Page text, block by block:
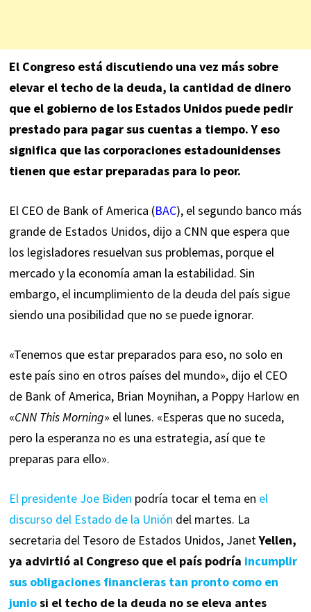
El Congreso está discutiendo una vez más sobre
elevar el techo de la deuda, la cantidad de dinero
que el gobierno de los Estados Unidos puede pedir
prestado para pagar sus cuentas a tiempo. Y eso
significa que las corporaciones estadounidenses
tienen que estar preparadas para lo peor.
El CEO de Bank of America (BAC),el segundo banco más
grande de Estados Unidos, dijo a CNN que espera que
los legisladores resuelvan sus problemas, porque el
mercado y la economía aman la estabilidad. Sin
embargo, el incumplimiento de la deuda del país sigue
siendo una posibilidad que no se puede ignorar.
«Tenemos que estar preparados para eso, no solo en
este país sino en otros países del mundo», dijo el CEO
de Bank of America, Brian Moynihan, a Poppy Harlow en
«CNN This Morning» el lunes. «Esperas que no suceda,
pero la esperanza no es una estrategia, así que te
preparas para ello».
El presidente Joe Biden podría tocar el tema en el
discurso del Estado de la Unión del martes. La
secretaria del Tesoro de Estados Unidos, JanetYellen,
ya advirtió al Congreso que el país podría incumplir
sus obligaciones financieras tan pronto como en
juniosi el techo de la deuda no se eleva antes